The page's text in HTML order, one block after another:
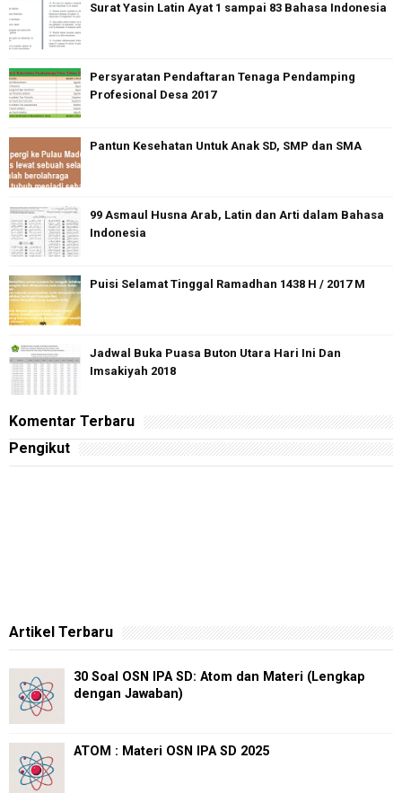
Surat Yasin Latin Ayat 1 sampai 83 Bahasa Indonesia
Persyaratan Pendaftaran Tenaga Pendamping
Profesional Desa 2017
Pantun Kesehatan Untuk Anak SD, SMP dan SMA
99 Asmaul Husna Arab, Latin dan Arti dalam Bahasa
Indonesia
Puisi Selamat Tinggal Ramadhan 1438 H / 2017 M
Jadwal Buka Puasa Buton Utara Hari Ini Dan
Imsakiyah 2018
Komentar Terbaru
Pengikut
Artikel Terbaru
30 Soal OSN IPA SD: Atom dan Materi (Lengkap
dengan Jawaban)
ATOM : Materi OSN IPA SD 2025